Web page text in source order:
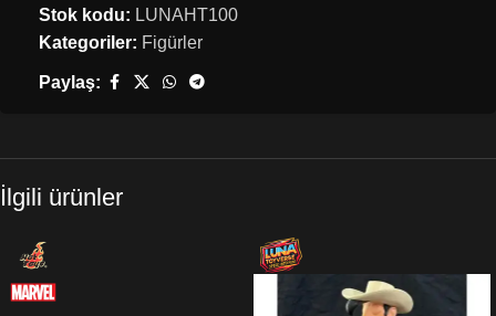
Stok kodu: LUNAHT100
Kategoriler: Figürler
Paylaş:
İlgili ürünler